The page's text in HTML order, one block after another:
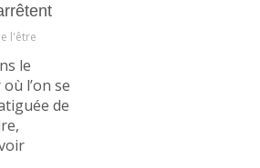
l'être
le
l’on se
de